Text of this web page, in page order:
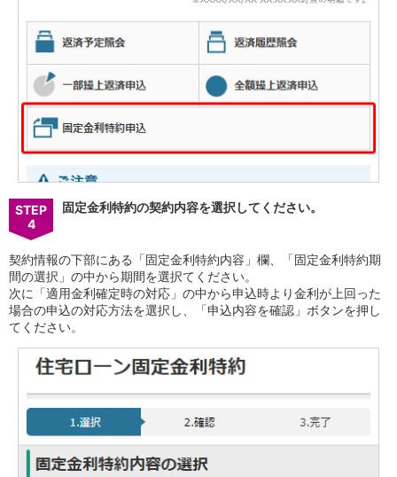
ニュースリリース
法人のお客さま
STEP
4
固定金利特約の契約内容を選択してください。
契約情報の下部にある「固定金利特約内容」欄、「固定金利特約期
間の選択」の中から期間を選択てください。
次に「適用金利確定時の対応」の中から申込時より金利が上回った
場合の申込の対応方法を選択し、「申込内容を確認」ボタンを押し
てください。